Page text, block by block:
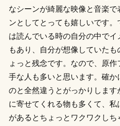
なシーンが綺麗な映像と音楽
ンとしてとっても嬉しいです
は読んでいる時の自分の中でイ
もあり、自分が想像していた
ょっと残念です。なので、原
手な人も多いと思います。確か
のと全然違うとがっかりしま
に寄せてくれる物も多くて、
があるとちょっとワクワクし